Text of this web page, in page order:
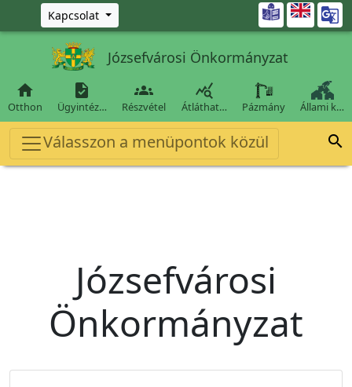
Ugrás a fő tartalomra
Kapcsolat 
Józsefvárosi Önkormányzat

Otthon

Ügyintéz…

Részvétel

Átláthat… Pázmány Állami k…
Válasszon a menüpontok közül 
Józsefvárosi
Önkormányzat